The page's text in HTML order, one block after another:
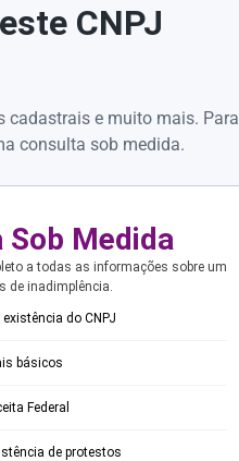
CNPJ
cadastrais e muito mais. Para
consulta sob medida.
Sob Medida
a todas as informações sobre um
de inadimplência.
do CNPJ
básicos
Federal
de protestos